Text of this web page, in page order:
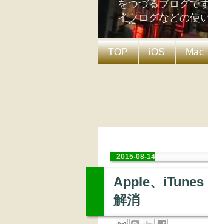
をつづるブログで
イフログなどの使
TOP iOS Mac
2015-08-14
Apple、
解消